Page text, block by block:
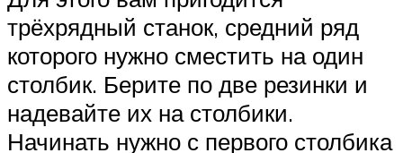
трёхрядный станок, средний ряд
которого нужно сместить на один
столбик. Берите по две резинки и
надевайте их на столбики.
Начинать нужно с первого столбика